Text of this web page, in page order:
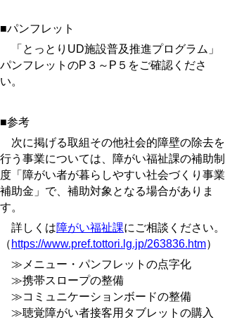
■パンフレット
「とっとりUD施設普及推進プログラム」
パンフレットのP３～P５をご確認くださ
い。
■参考
次に掲げる取組その他社会的障壁の除去を
行う事業については、障がい福祉課の補助制
度「障がい者が暮らしやすい社会づくり事業
補助金」で、補助対象となる場合がありま
す。
詳しくは障がい福祉課にご相談ください。
（ https://www.pref.tottori.lg.jp/263836.htm）
≫メニュー・パンフレットの点字化
≫携帯スロープの整備
≫コミュニケーションボードの整備
≫聴覚障がい者接客用タブレットの購入